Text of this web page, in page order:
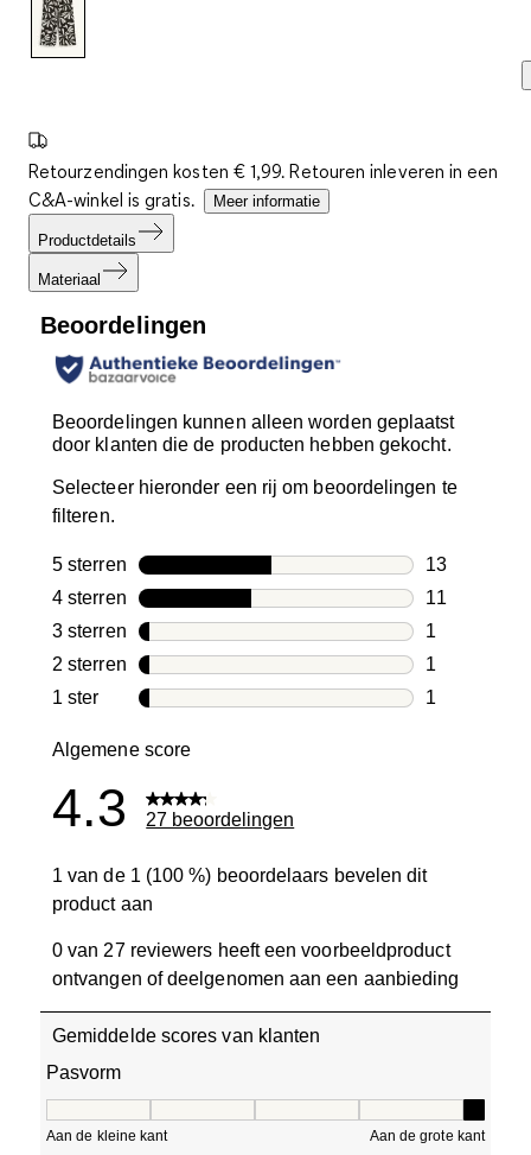
Retourzendingen kosten € 1,99. Retouren inleveren in een
C&A-winkel is gratis.
Meer informatie
Productdetails
Materiaal
Beoordelingen
Beoordelingen kunnen alleen worden geplaatst
door klanten die de producten hebben gekocht.
Selecteer hieronder een rij om beoordelingen te
filteren.
5 sterren sterren
13
13
4 sterren sterren
11
11
3 sterren sterren
1
1
2 sterren sterren
1
1
1 ster sterren
1
Algemene score
4.3 27 beoordelingen
1 van de 1 (100 %) beoordelaars bevelen dit
product aan
0 van 27 reviewers heeft een voorbeeldproduct
ontvangen of deelgenomen aan een aanbieding
Gemiddelde scores van klanten
Pasvorm
Aan de kleine kant Aan de grote kant